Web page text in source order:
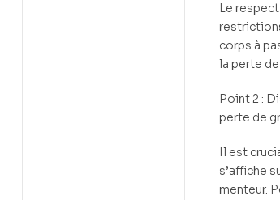
Le
corps à
la perte de
Point 2 :
perte de
Il est
s’affiche
menteur.